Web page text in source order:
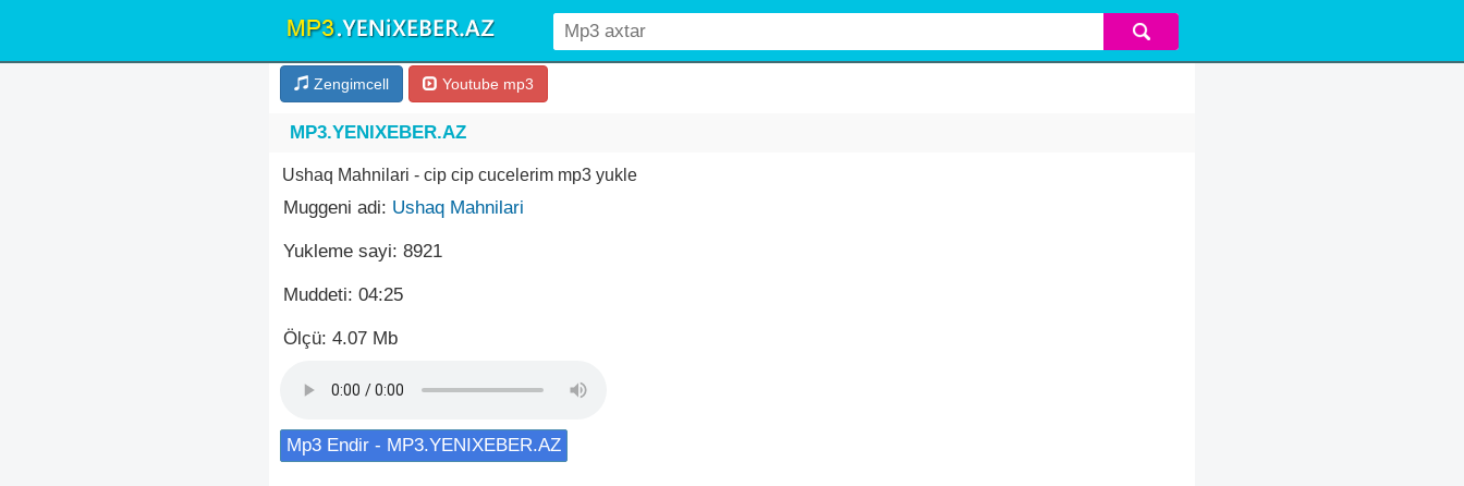
Zengimcell Youtube mp3
MP3.YENIXEBER.AZ
Ushaq Mahnilari - cip cip cucelerim mp3 yukle
Muggeni adi: Ushaq Mahnilari
Yukleme sayi: 8921
Muddeti: 04:25
Ölçü: 4.07 Mb
Mp3 Endir - MP3.YENIXEBER.AZ